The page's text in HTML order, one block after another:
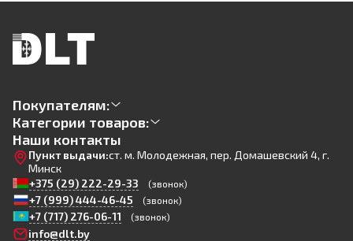
Покупателям:
Категории товаров:
Наши контакты
Пункт выдачи:ст. м. Молодежная, пер. Домашевский 4, г.
Минск
+375 (29) 222-29-33
(звонок)
+7 (999) 444-46-45 (звонок)
+7 (717) 276-06-11 (звонок)
info@dlt.by